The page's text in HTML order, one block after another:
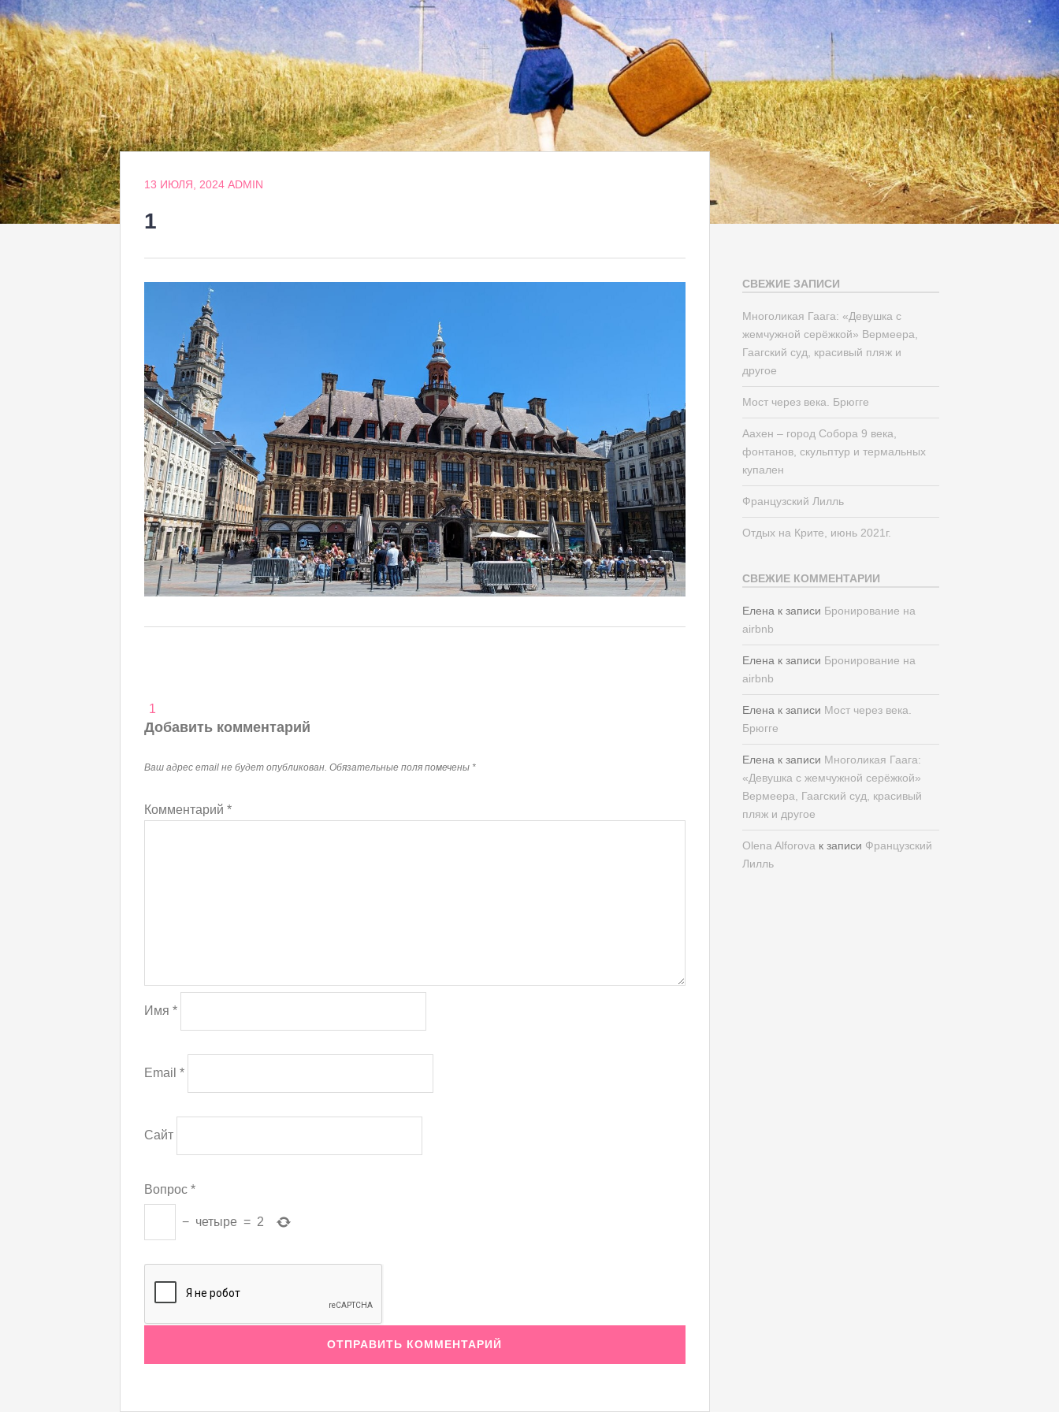
13 ИЮЛЯ, 2024 ADMIN
1
Навигация
по
1
Добавить комментарий
Ваш адрес email не будет опубликован. Обязательные поля помечены *
Комментарий *
Имя *
Email *
Сайт
Вопрос *
− четыре = 2
СВЕЖИЕ ЗАПИСИ
Многоликая Гаага: «Девушка с
жемчужной серёжкой» Вермеера,
Гаагский суд, красивый пляж и
другое
Мост через века. Брюгге
Аахен – город Собора 9 века,
фонтанов, скульптур и термальных
купален
Французский Лилль
Отдых на Крите, июнь 2021г.
СВЕЖИЕ КОММЕНТАРИИ
Елена к записи Бронирование на
airbnb
Елена к записи Бронирование на
airbnb
Елена к записи Мост через века.
Брюгге
Елена к записи Многоликая Гаага:
«Девушка с жемчужной серёжкой»
Вермеера, Гаагский суд, красивый
пляж и другое
Olena Alforova к записи Французский
Лилль